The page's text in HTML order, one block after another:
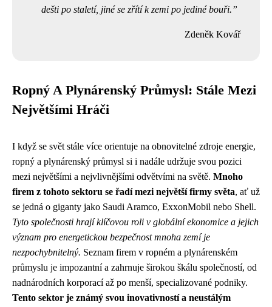
dešti po staletí, jiné se zřítí k zemi po jediné bouři.
Zdeněk Kovář
Ropný A Plynárenský Průmysl: Stále Mezi
Největšími Hráči
I když se svět stále více orientuje na obnovitelné zdroje energie,
ropný a plynárenský průmysl si i nadále udržuje svou pozici
mezi největšími a nejvlivnějšími odvětvími na světě. Mnoho
firem z tohoto sektoru se řadí mezi největší firmy světa, ať už
se jedná o giganty jako Saudi Aramco, ExxonMobil nebo Shell.
Tyto společnosti hrají klíčovou roli v globální ekonomice a jejich
význam pro energetickou bezpečnost mnoha zemí je
nezpochybnitelný. Seznam firem v ropném a plynárenském
průmyslu je impozantní a zahrnuje širokou škálu společností, od
nadnárodních korporací až po menší, specializované podniky.
Tento sektor je známý svou inovativností a neustálým